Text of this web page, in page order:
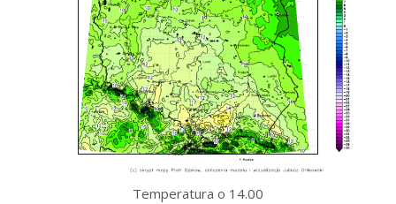
Temperatura o 14.00